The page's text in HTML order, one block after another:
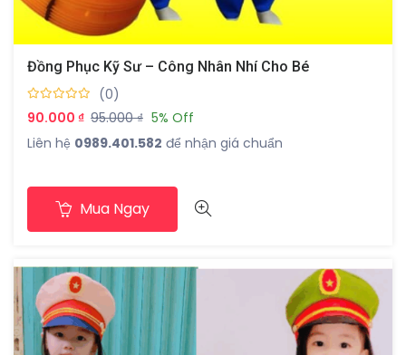
Đồng Phục Kỹ Sư – Công Nhân Nhí Cho Bé
(0)
90.000 ₫ 95.000 ₫ 5% Off
Liên hệ 0989.401.582 để nhận giá chuẩn
Mua Ngay